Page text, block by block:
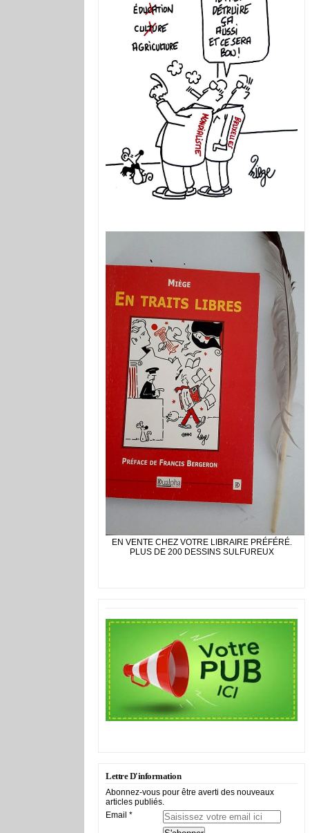
EN VENTE CHEZ VOTRE LIBRAIRE PRÉFÉRÉ.
PLUS DE 200 DESSINS SULFUREUX
Lettre D'information
Abonnez-vous pour être averti des nouveaux
articles publiés.
Email